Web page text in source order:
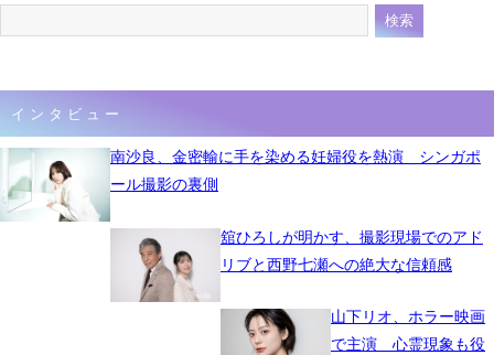
インタビュー
南沙良、金密輸に手を染める妊婦役を熱演 シンガポ
ール撮影の裏側
舘ひろしが明かす、撮影現場でのアド
リブと西野七瀬への絶大な信頼感
山下リオ、ホラー映画
で主演 心霊現象も役